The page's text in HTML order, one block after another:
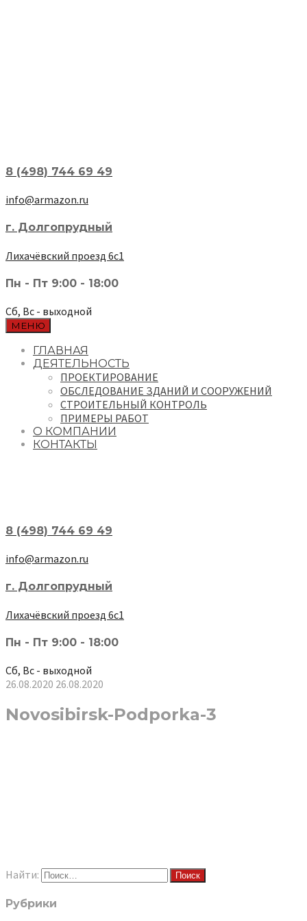
8 (498) 744 69 49
info@armazon.ru
г. Долгопрудный
Лихачёвский проезд 6с1
Пн - Пт 9:00 - 18:00
Сб, Вс - выходной
МЕНЮ
ГЛАВНАЯ
ДЕЯТЕЛЬНОСТЬ
ПРОЕКТИРОВАНИЕ
ОБСЛЕДОВАНИЕ ЗДАНИЙ И СООРУЖЕНИЙ
СТРОИТЕЛЬНЫЙ КОНТРОЛЬ
ПРИМЕРЫ РАБОТ
О КОМПАНИИ
КОНТАКТЫ
8 (498) 744 69 49
info@armazon.ru
г. Долгопрудный
Лихачёвский проезд 6с1
Пн - Пт 9:00 - 18:00
Сб, Вс - выходной
26.08.2020 26.08.2020
Novosibirsk-Podporka-3
Найти:
Рубрики